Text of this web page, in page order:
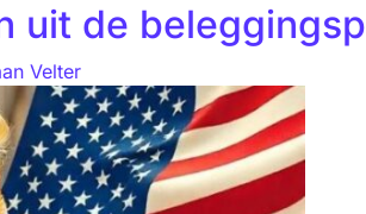
uit de
Velter